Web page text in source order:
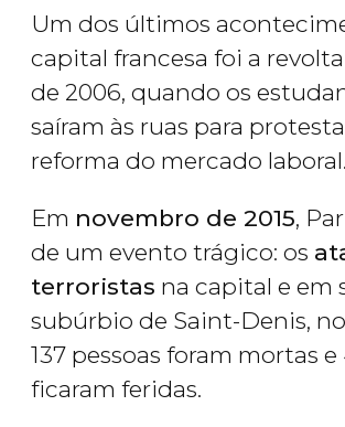
Um dos últimos
capital francesa foi a
de 2006, quando os
saíram às ruas para
reforma do mercado laboral.
Em novembro de 2015,
de um evento trágico: os
terroristas na capital e em
subúrbio de Saint-Denis,
137 pessoas foram mortas e
ficaram feridas.